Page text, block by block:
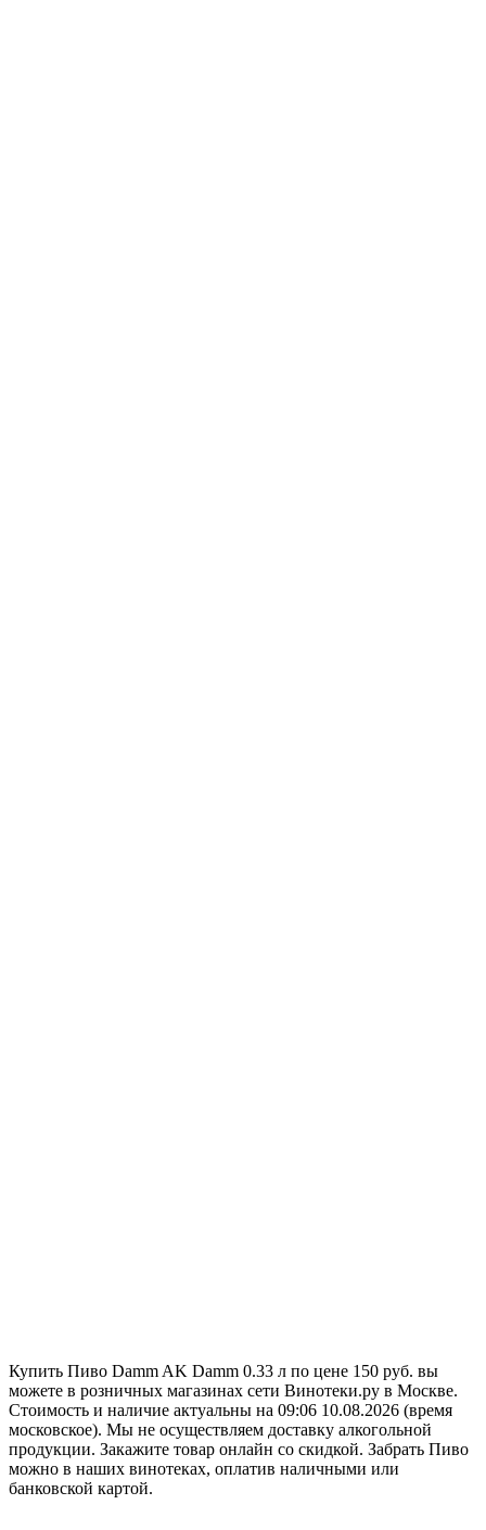
Купить Пиво Damm AK Damm 0.33 л по цене 150 руб. вы
можете в розничных магазинах сети Винотеки.ру в Москве.
Стоимость и наличие актуальны на 09:06 10.08.2026 (время
московское). Мы не осуществляем доставку алкогольной
продукции. Закажите товар онлайн со скидкой. Забрать Пиво
можно в наших винотеках, оплатив наличными или
банковской картой.